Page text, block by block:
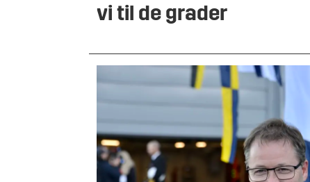
vi til de grader